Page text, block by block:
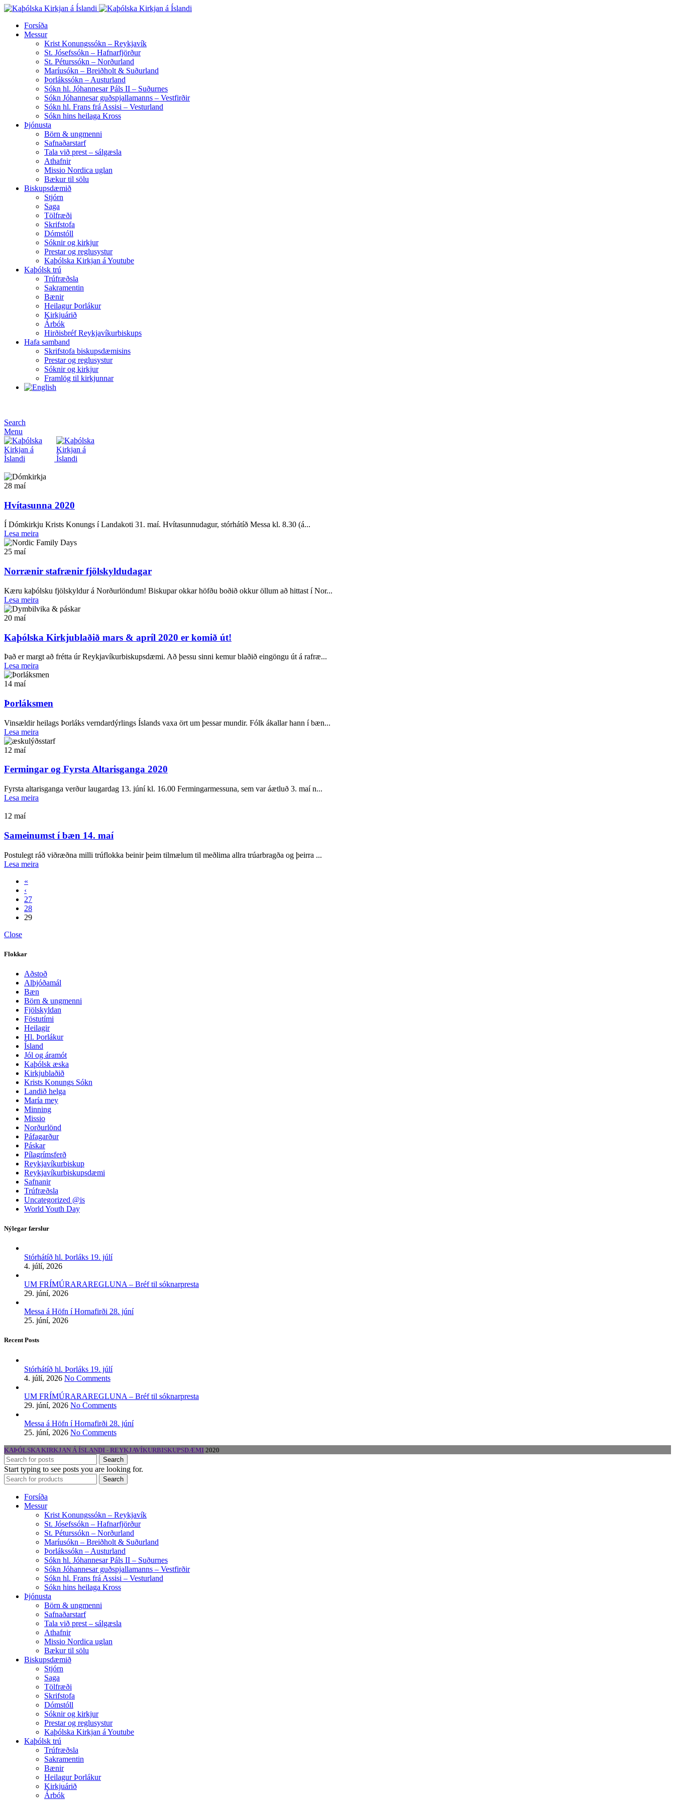
Forsíða
Messur
Krist Konungssókn – Reykjavík
St. Jósefssókn – Hafnarfjörður
St. Péturssókn – Norðurland
Maríusókn – Breiðholt & Suðurland
Þorlákssókn – Austurland
Sókn hl. Jóhannesar Páls II – Suðurnes
Sókn Jóhannesar guðspjallamanns – Vestfirðir
Sókn hl. Frans frá Assisi – Vesturland
Sókn hins heilaga Kross
Þjónusta
Börn & ungmenni
Safnaðarstarf
Tala við prest – sálgæsla
Athafnir
Missio Nordica uglan
Bækur til sölu
Biskupsdæmið
Stjórn
Saga
Tölfræði
Skrifstofa
Dómstóll
Sóknir og kirkjur
Prestar og reglusystur
Kaþólska Kirkjan á Youtube
Kaþólsk trú
Trúfræðsla
Sakramentin
Bænir
Heilagur Þorlákur
Kirkjuárið
Árbók
Hirðisbréf Reykjavíkurbiskups
Hafa samband
Skrifstofa biskupsdæmisins
Prestar og reglusystur
Sóknir og kirkjur
Framlög til kirkjunnar
Search
Menu
28 maí
Hvítasunna 2020
Í Dómkirkju Krists Konungs í Landakoti 31. maí. Hvítasunnudagur, stórhátíð Messa kl. 8.30 (á...
Lesa meira
25 maí
Norrænir stafrænir fjölskyldudagar
Kæru kaþólsku fjölskyldur á Norðurlöndum! Biskupar okkar höfðu boðið okkur öllum að hittast í Nor...
Lesa meira
20 maí
Kaþólska Kirkjublaðið mars & apríl 2020 er komið út!
Það er margt að frétta úr Reykjavíkurbiskupsdæmi. Að þessu sinni kemur blaðið eingöngu út á rafræ...
Lesa meira
14 maí
Þorláksmen
Vinsældir heilags Þorláks verndardýrlings Íslands vaxa ört um þessar mundir. Fólk ákallar hann í bæn...
Lesa meira
12 maí
Fermingar og Fyrsta Altarisganga 2020
Fyrsta altarisganga verður laugardag 13. júní kl. 16.00 Fermingarmessuna, sem var áætluð 3. maí n...
Lesa meira
12 maí
Sameinumst í bæn 14. maí
Postulegt ráð viðræðna milli trúflokka beinir þeim tilmælum til meðlima allra trúarbragða og þeirra ...
Lesa meira
«
‹
27
28
29
Close
Flokkar
Aðstoð
Alþjóðamál
Bæn
Börn & ungmenni
Fjölskyldan
Föstutími
Heilagir
Hl. Þorlákur
Ísland
Jól og áramót
Kaþólsk æska
Kirkjublaðið
Krists Konungs Sókn
Landið helga
María mey
Minning
Missio
Norðurlönd
Páfagarður
Páskar
Pílagrímsferð
Reykjavíkurbiskup
Reykjavíkurbiskupsdæmi
Safnanir
Trúfræðsla
Uncategorized @is
World Youth Day
Nýlegar færslur
Stórhátíð hl. Þorláks 19. júlí
4. júlí, 2026
UM FRÍMÚRARAREGLUNA – Bréf til sóknarpresta
29. júní, 2026
Messa á Höfn í Hornafirði 28. júní
25. júní, 2026
Recent Posts
Stórhátíð hl. Þorláks 19. júlí
4. júlí, 2026 No Comments
UM FRÍMÚRARAREGLUNA – Bréf til sóknarpresta
29. júní, 2026 No Comments
Messa á Höfn í Hornafirði 28. júní
25. júní, 2026 No Comments
KAÞÓLSKA KIRKJAN Á ÍSLANDI - REYKJAVÍKURBISKUPSDÆMI 2020
Search
Start typing to see posts you are looking for.
Search
Forsíða
Messur
Krist Konungssókn – Reykjavík
St. Jósefssókn – Hafnarfjörður
St. Péturssókn – Norðurland
Maríusókn – Breiðholt & Suðurland
Þorlákssókn – Austurland
Sókn hl. Jóhannesar Páls II – Suðurnes
Sókn Jóhannesar guðspjallamanns – Vestfirðir
Sókn hl. Frans frá Assisi – Vesturland
Sókn hins heilaga Kross
Þjónusta
Börn & ungmenni
Safnaðarstarf
Tala við prest – sálgæsla
Athafnir
Missio Nordica uglan
Bækur til sölu
Biskupsdæmið
Stjórn
Saga
Tölfræði
Skrifstofa
Dómstóll
Sóknir og kirkjur
Prestar og reglusystur
Kaþólska Kirkjan á Youtube
Kaþólsk trú
Trúfræðsla
Sakramentin
Bænir
Heilagur Þorlákur
Kirkjuárið
Árbók